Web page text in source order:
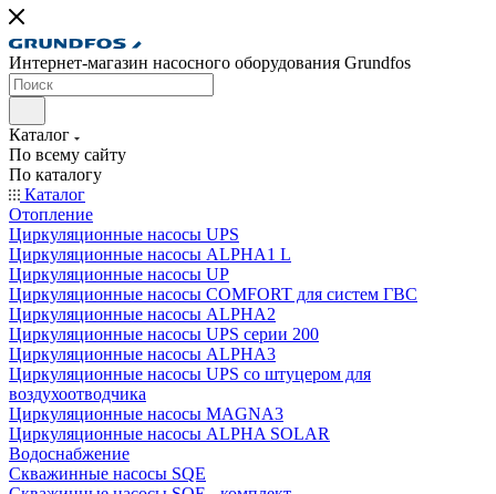
Интернет-магазин насосного оборудования Grundfos
Каталог
По всему сайту
По каталогу
Каталог
Отопление
Циркуляционные насосы UPS
Циркуляционные насосы ALPHA1 L
Циркуляционные насосы UP
Циркуляционные насосы COMFORT для систем ГВС
Циркуляционные насосы ALPHA2
Циркуляционные насосы UPS серии 200
Циркуляционные насосы ALPHA3
Циркуляционные насосы UPS со штуцером для
воздухоотводчика
Циркуляционные насосы MAGNA3
Циркуляционные насосы ALPHA SOLAR
Водоснабжение
Скважинные насосы SQE